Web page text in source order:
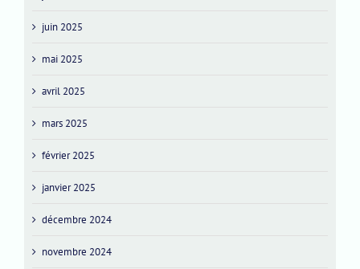
juin 2025
mai 2025
avril 2025
mars 2025
février 2025
janvier 2025
décembre 2024
novembre 2024